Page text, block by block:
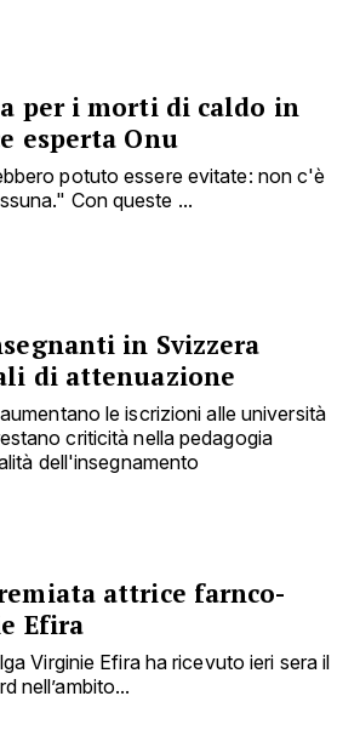
per i morti di caldo in
esperta Onu
potuto essere evitate: non c'è
Con queste ...
in Svizzera
di attenuazione
le iscrizioni alle università
criticità nella pedagogia
dell'insegnamento
attrice farnco-
Efira
Virginie Efira ha ricevuto ieri sera il
nell’ambito...